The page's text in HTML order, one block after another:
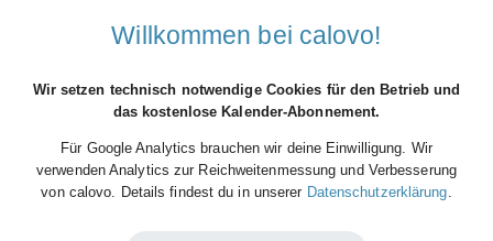
Häkchen in der Seitenleiste der Kalender-App.
an-/abwählen. In der Smartphone-App: Einstellungen →
Kalender → „Anzeigen“.
Farbe ändern
Willkommen bei calovo!
Wir setzen technisch notwendige Cookies für den Betrieb und
das kostenlose Kalender-Abonnement.
Für Google Analytics brauchen wir deine Einwilligung. Wir
verwenden Analytics zur Reichweitenmessung und Verbesserung
von calovo. Details findest du in unserer Datenschutzerklärung